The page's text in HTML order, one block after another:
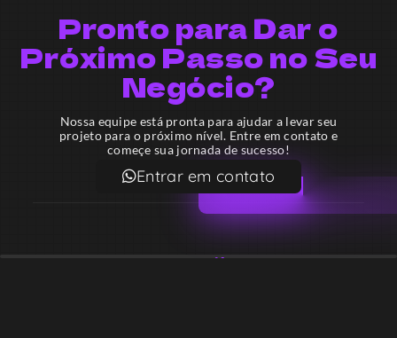
Pronto para Dar o
Próximo Passo no Seu
Negócio?
Nossa equipe está pronta para ajudar a levar seu
projeto para o próximo nível. Entre em contato e
começe sua jornada de sucesso!
Entrar em contato
Email